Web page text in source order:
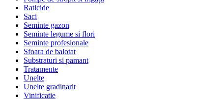
Raticide
Saci
Seminte gazon
Seminte legume si flori
Seminte profesionale
Sfoara de balotat
Substraturi si pamant
Tratamente
Unelte
Unelte gradinarit
Vinificatie